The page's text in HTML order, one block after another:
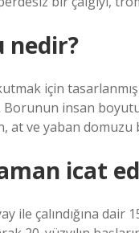
nedir?
için
Borunun insan
at ve yaban domuzu
icat
ile çalındığına